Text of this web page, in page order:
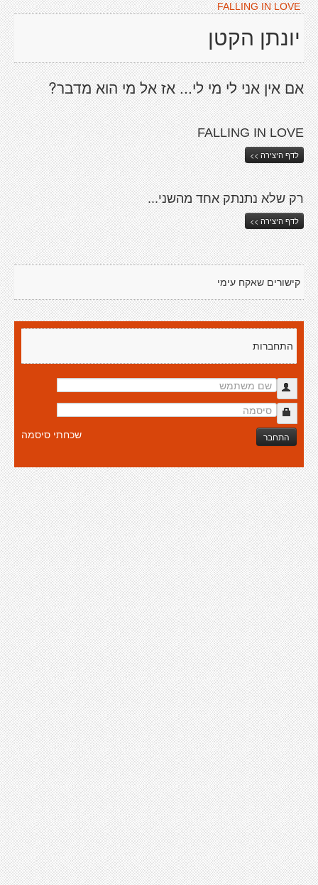
FALLING IN LOVE
יונתן הקטן
אם אין אני לי מי לי... אז אל מי הוא מדבר?
FALLING IN LOVE
לדף היצירה >>
רק שלא נתנתק אחד מהשני...
לדף היצירה >>
קישורים שאקח עימי
התחברות
התחבר שכחתי סיסמה